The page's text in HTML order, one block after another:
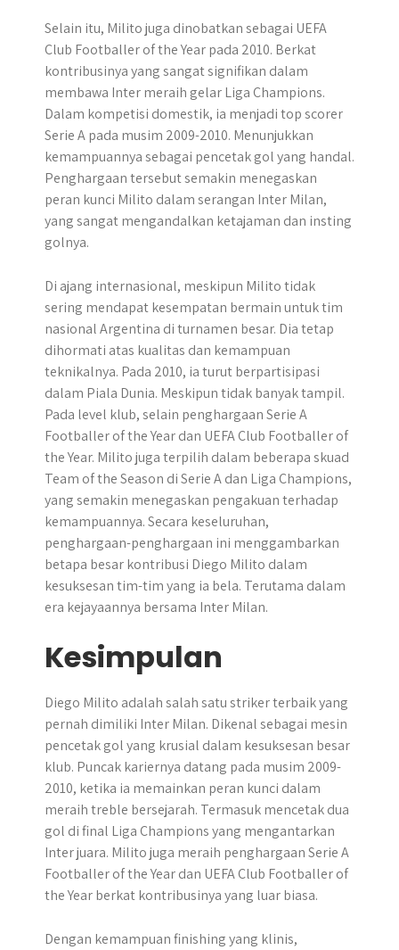
Selain itu, Milito juga dinobatkan sebagai UEFA
Club Footballer of the Year pada 2010. Berkat
kontribusinya yang sangat signifikan dalam
membawa Inter meraih gelar Liga Champions.
Dalam kompetisi domestik, ia menjadi top scorer
Serie A pada musim 2009-2010. Menunjukkan
kemampuannya sebagai pencetak gol yang handal.
Penghargaan tersebut semakin menegaskan
peran kunci Milito dalam serangan Inter Milan,
yang sangat mengandalkan ketajaman dan insting
golnya.
Di ajang internasional, meskipun Milito tidak
sering mendapat kesempatan bermain untuk tim
nasional Argentina di turnamen besar. Dia tetap
dihormati atas kualitas dan kemampuan
teknikalnya. Pada 2010, ia turut berpartisipasi
dalam Piala Dunia. Meskipun tidak banyak tampil.
Pada level klub, selain penghargaan Serie A
Footballer of the Year dan UEFA Club Footballer of
the Year. Milito juga terpilih dalam beberapa skuad
Team of the Season di Serie A dan Liga Champions,
yang semakin menegaskan pengakuan terhadap
kemampuannya. Secara keseluruhan,
penghargaan-penghargaan ini menggambarkan
betapa besar kontribusi Diego Milito dalam
kesuksesan tim-tim yang ia bela. Terutama dalam
era kejayaannya bersama Inter Milan.
Kesimpulan
Diego Milito adalah salah satu striker terbaik yang
pernah dimiliki Inter Milan. Dikenal sebagai mesin
pencetak gol yang krusial dalam kesuksesan besar
klub. Puncak kariernya datang pada musim 2009-
2010, ketika ia memainkan peran kunci dalam
meraih treble bersejarah. Termasuk mencetak dua
gol di final Liga Champions yang mengantarkan
Inter juara. Milito juga meraih penghargaan Serie A
Footballer of the Year dan UEFA Club Footballer of
the Year berkat kontribusinya yang luar biasa.
Dengan kemampuan finishing yang klinis,